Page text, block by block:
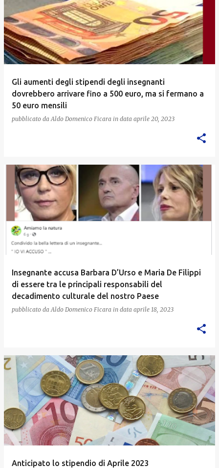
Gli aumenti degli stipendi degli insegnanti
dovrebbero arrivare fino a 500 euro, ma si fermano a
50 euro mensili
pubblicato da Aldo Domenico Ficara in data aprile 20, 2023
Insegnante accusa Barbara D’Urso e Maria De Filippi
di essere tra le principali responsabili del
decadimento culturale del nostro Paese
pubblicato da Aldo Domenico Ficara in data aprile 18, 2023
Anticipato lo stipendio di Aprile 2023